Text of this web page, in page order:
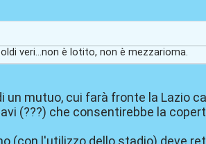
veri...non è lotito, non è mezzarioma.
un mutuo, cui farà fronte la Lazio
(???) che consentirebbe la